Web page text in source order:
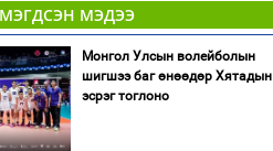
МЭДЭЭ
Монгол Улсын волейболын
шигшээ баг өнөөдөр Хятадын
эсрэг тоглоно